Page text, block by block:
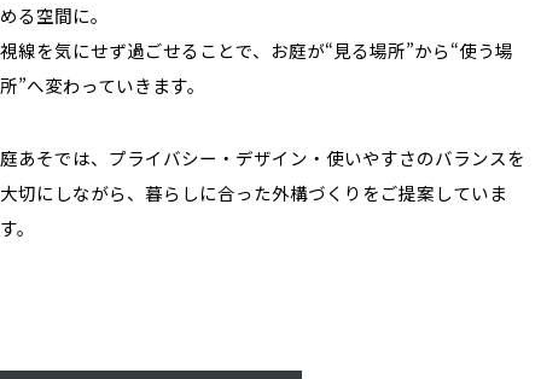
める空間に。
視線を気にせず過ごせることで、お庭が“見る場所”から“使う場
所”へ変わっていきます。
庭あそでは、プライバシー・デザイン・使いやすさのバランスを
大切にしながら、暮らしに合った外構づくりをご提案していま
す。